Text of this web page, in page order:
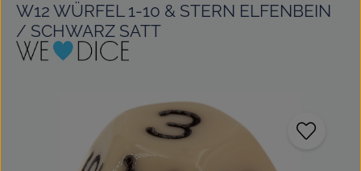
W12 WÜRFEL 1-10 & STERN ELFENBEIN
/ SCHWARZ SATT
Bildergalerie überspringen